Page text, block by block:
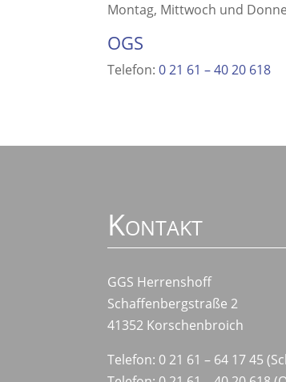
Montag, Mittwoch und
OGS
Telefon:0 21 61 – 40 20 618
Kontakt
GGS Herrenshoff
Schaffenbergstraße 2
41352 Korschenbroich
Telefon: 0 21 61 – 64 17 45